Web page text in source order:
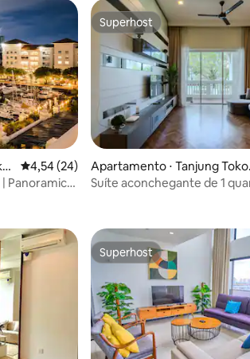
4,54 de uma avaliação média de 5, 24
4,54 (24)
Panoramic
Superhost
Superhost
Apartamento ⋅ Tanjung
g
Suíte aconchegante de 1
Superhost
Superhost